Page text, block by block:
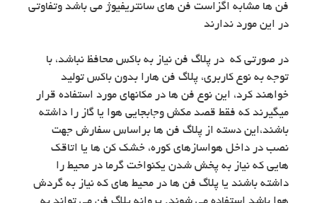
فن ها مشابه اگزاست فن های سانتریفیوژ می باشد وتفاوتی
در این مورد ندارند
در صورتی که در پلاگ فن نیاز به باکس محافظ نباشد، با
توجه به نوع کاربری، پلاگ فن هارا بدون باکس تولید
خواهند کرد، این نوع فن ها در مکانهای مورد استفاده قرار
میگیرند که فقط قصد مکش وجابجایی هوا یا گاز را داشته
باشند،این دسته از پلاگ فن ها براساس سفارش جهت
نصب در داخل هواسازهای کوره، خشک کن ها یا اتاقک
هایی که نیاز به پخش شدن یکنواخت گرما در محیط را
داشته باشند یا پلاگ فن ها در محیط های که نیاز به گردش